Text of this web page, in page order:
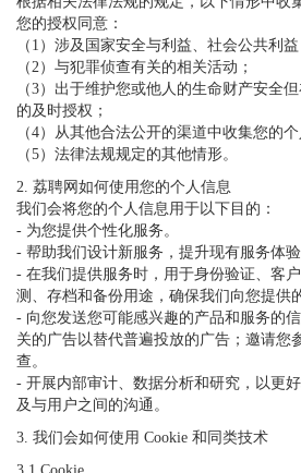
您的授权同意：
（1）涉及国家安全与利益、社会公共利益
（2）与犯罪侦查有关的相关活动；
（3）出于维护您或他人的生命财产安全
的及时授权；
（4）从其他合法公开的渠道中收集您的个
（5）法律法规规定的其他情形。
2. 荔聘网如何使用您的个人信息
我们会将您的个人信息用于以下目的：
- 为您提供个性化服务。
- 帮助我们设计新服务，提升现有服务体验
- 在我们提供服务时，用于身份验证、客
测、存档和备份用途，确保我们向您提供
- 向您发送您可能感兴趣的产品和服务的
关的广告以替代普遍投放的广告；邀请您
查。
- 开展内部审计、数据分析和研究，以更
及与用户之间的沟通。
3. 我们会如何使用 Cookie 和同类技术
3.1 Cookie